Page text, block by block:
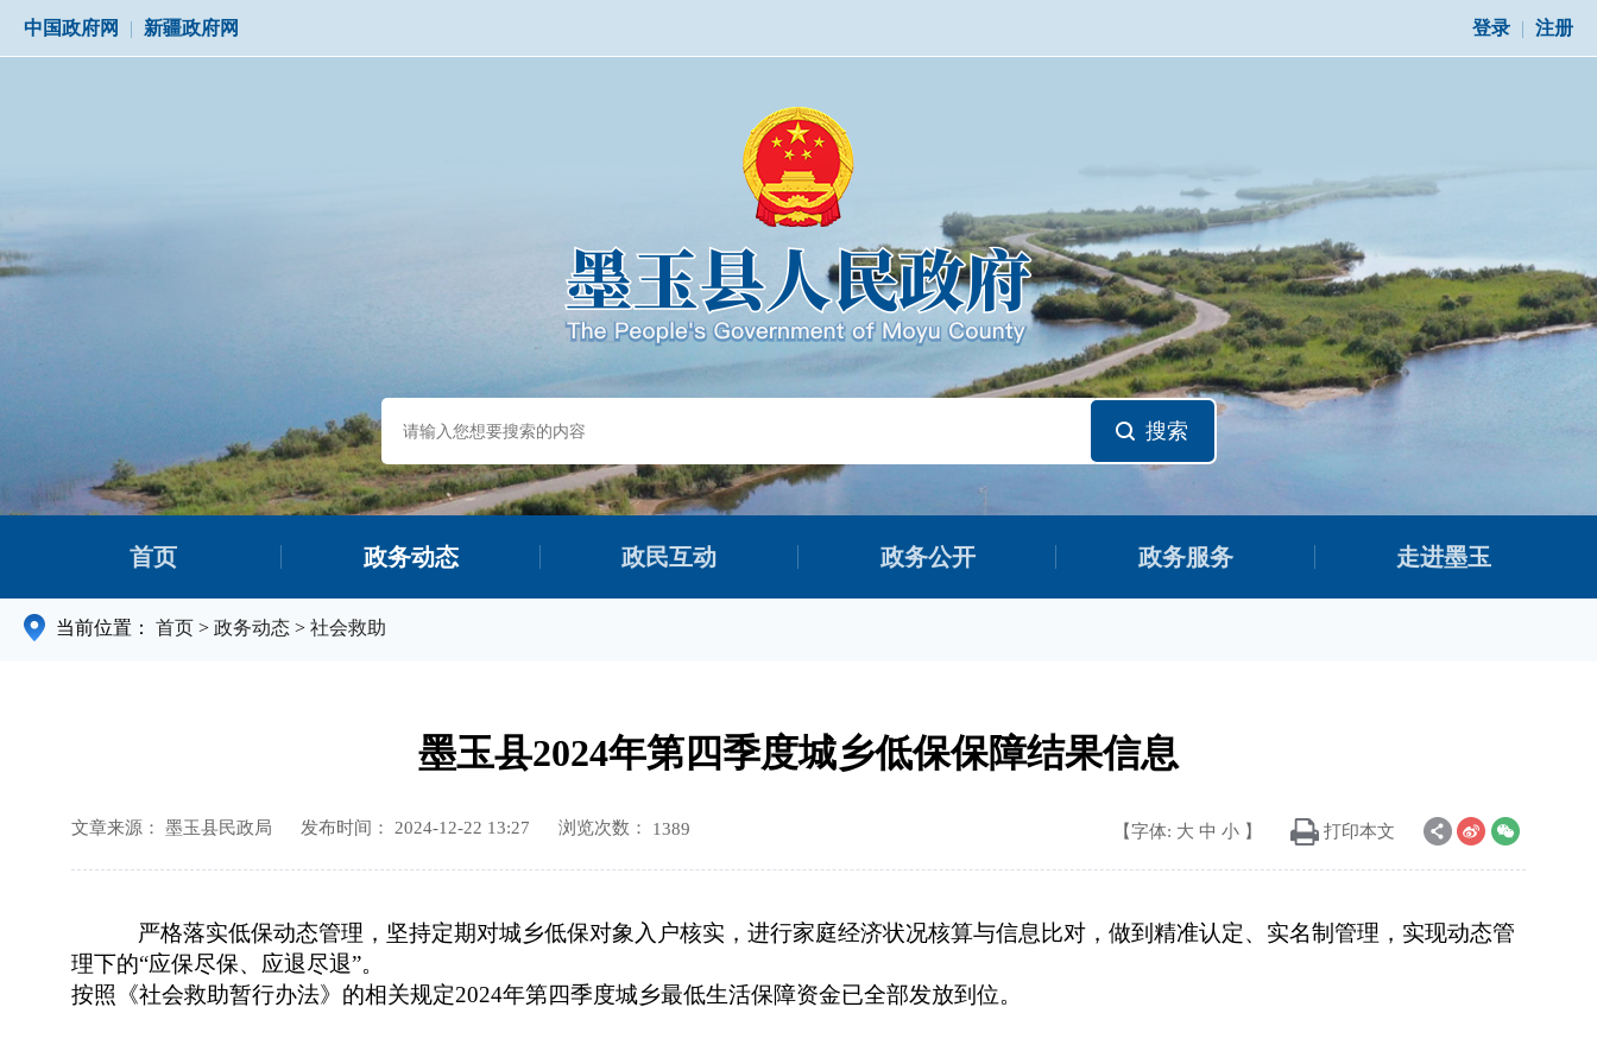
中国政府网 | 新疆政府网 登录 | 注册
搜索
首页 政务动态 政民互动 政务公开 政务服务 走进墨玉
当前位置： 首页 > 政务动态 > 社会救助
墨玉县2024年第四季度城乡低保保障结果信息
文章来源： 墨玉县民政局 发布时间： 2024-12-22 13:27 浏览次数： 1389 【字体: 大 中 小 】 打印本文
严格落实低保动态管理，坚持定期对城乡低保对象入户核实，进行家庭经济状况核算与信息比对，做到精准认定、实名制管理，实现动态管
理下的“应保尽保、应退尽退”。
按照 《社会救助暂行办法》的相关规定2024年第四季度城乡最低生活保障资金已全部发放到位。